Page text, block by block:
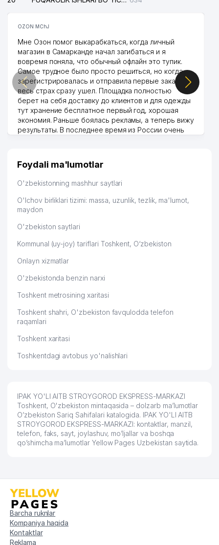
OZON MChJ
Мне Озон помог выкарабкаться, когда личный
магазин в Самарканде начал загибаться и я
вовремя поняла, что обычный офлайн это тупик.
Самое трудное было просто решиться, но когда
зарегистрировалась и отправила первые заказы,
весь страх сразу ушел. Площадка полностью
берет на себя доставку до клиентов и для одежды
тут хранение бесплатное первый год, хорошая
экономия. Раньше боялась рекламы, а теперь вижу
результаты. В последнее время из России очень
дальше развиваюсь потихоньку😊
Hamida 03.08.2026 12:45:39
Foydali ma'lumotlar
O'zbekistonning mashhur saytlari
O'lchov birliklari tizimi: massa, uzunlik, tezlik, ma'lumot,
maydon
O'zbekiston saytlari
Kommunal (uy-joy) tariflari Toshkent, O‘zbekiston
Onlayn xizmatlar
O'zbekistonda benzin narxi
Toshkent metrosining xaritasi
Toshkent shahri, O'zbekiston favqulodda telefon
raqamlari
Toshkent xaritasi
Toshkentdagi avtobus yo'nalishlari
IPAK YO'LI AITB STROYGOROD EKSPRESS-MARKAZI
Toshkent, O'zbekiston mintaqasida – dolzarb ma’lumotlar
O’zbekiston Sariq Sahifalari katalogida. IPAK YO'LI AITB
STROYGOROD EKSPRESS-MARKAZI: kontaktlar, manzil,
telefon, faks, sayt, joylashuv, mo’ljallar va boshqa
qo’shimcha ma’lumotlar Yellow Pages Uzbekistan saytida.
Barcha ruknlar
Kompaniya haqida
Kontaktlar
Reklama